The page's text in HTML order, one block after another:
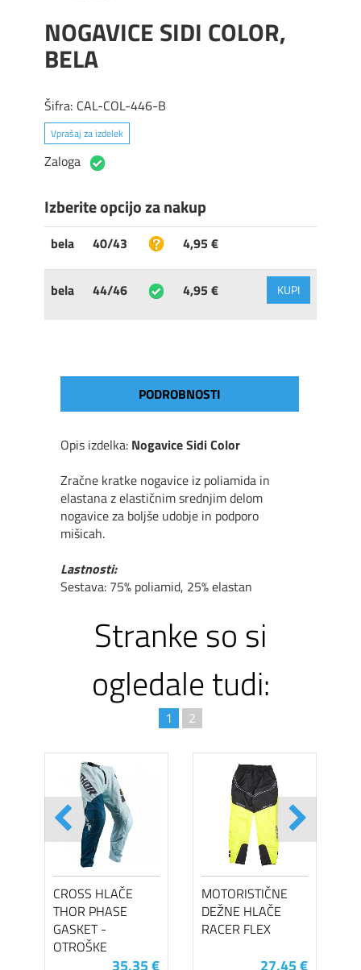
NOGAVICE SIDI COLOR,
BELA
Šifra: CAL-COL-446-B
Vprašaj za izdelek
Zaloga
Izberite opcijo za nakup
bela 40/43 4,95 €
bela 44/46 4,95 € KUPI
PODROBNOSTI
Opis izdelka: Nogavice Sidi Color
Zračne kratke nogavice iz poliamida in
elastana z elastičnim srednjim delom
nogavice za boljše udobje in podporo
mišicah.
Lastnosti:
Sestava: 75% poliamid, 25% elastan
Stranke so si
ogledale tudi:
1 2
CROSS HLAČE
THOR PHASE
GASKET -
OTROŠKE
MOTORISTIČNE
DEŽNE HLAČE
RACER FLEX